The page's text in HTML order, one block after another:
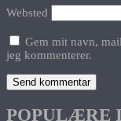
Websted
Gem mit navn,
jeg kommenterer.
POPULÆRE